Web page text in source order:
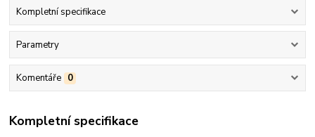
Kompletní specifikace
Parametry
Komentáře 0
Kompletní specifikace